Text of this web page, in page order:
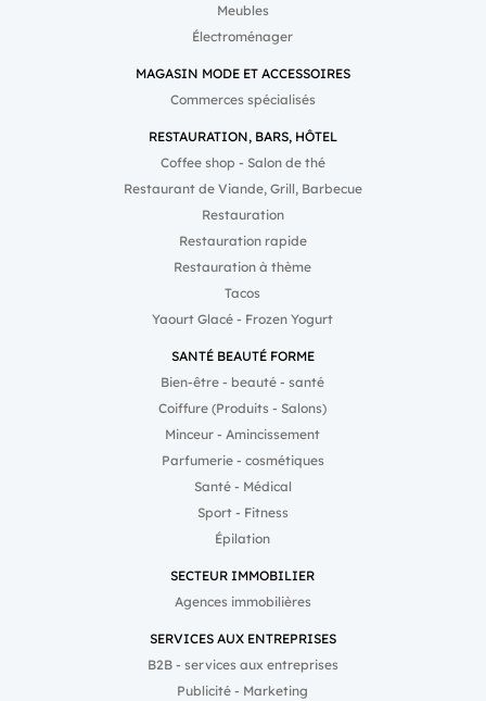
comment PPF permet à
ses franchisés de se
concentrer sur leur réussite
d’un réseau reconnu dans
la rénovation énergétique.
renforce son attractivité
auprès des entrepreneurs.
Rejoindre le réseau, c’est
intégrer une entreprise
ambitieuse qui poursuit
activement son
marché à fort potentiel. Le
mercato entrepreneurial
est lancé. Pour les porteurs
de projet en quête d’une
opportunité solide, le
moment est peut-être venu
de rejoindre l’équipe PPF.
Meubles
Électroménager
MAGASIN MODE ET ACCESSOIRES
Commerces spécialisés
RESTAURATION, BARS, HÔTEL
Coffee shop - Salon de thé
Restaurant de Viande, Grill, Barbecue
Restauration
Restauration rapide
Restauration à thème
Tacos
Yaourt Glacé - Frozen Yogurt
SANTÉ BEAUTÉ FORME
Bien-être - beauté - santé
Coiffure (Produits - Salons)
Minceur - Amincissement
Parfumerie - cosmétiques
Santé - Médical
Sport - Fitness
Épilation
SECTEUR IMMOBILIER
Agences immobilières
SERVICES AUX ENTREPRISES
B2B - services aux entreprises
Publicité - Marketing